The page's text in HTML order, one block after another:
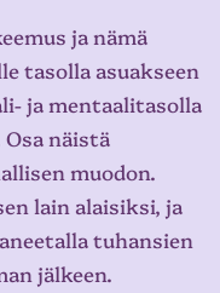
ja nämä
tasolla asuakseen
ja mentaalitasolla
näistä
muodon.
lain alaisiksi, ja
tuhansien
jälkeen.